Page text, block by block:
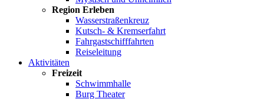
Region Erleben
Wasserstraßenkreuz
Kutsch- & Kremserfahrt
Fahrgastschifffahrten
Reiseleitung
Aktivitäten
Freizeit
Schwimmhalle
Burg Theater